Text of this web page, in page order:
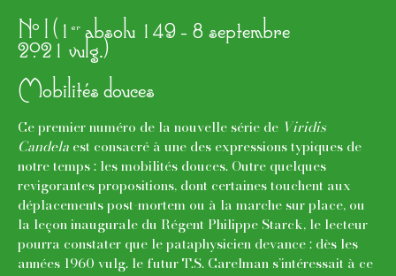
No I (1 er absolu 149 - 8 septembre
2021 vulg.)
Mobilités douces
Ce premier numéro de la nouvelle série de Viridis
Candela est consacré à une des expressions typiques de
notre temps : les mobilités douces. Outre quelques
revigorantes propositions, dont certaines touchent aux
déplacements post-mortem ou à la marche sur place, ou
la leçon inaugurale du Régent Philippe Starck, le lecteur
pourra constater que le pataphysicien devance : dès les
années 1960 vulg. le futur T.S. Carelman s’intéressait à ce